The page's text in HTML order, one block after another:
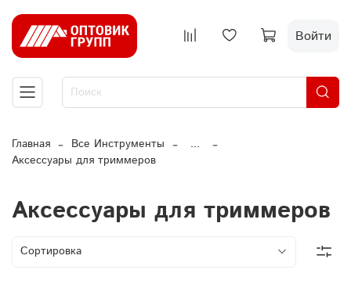
Войти
Главная Все Инструменты
...
Аксессуары для триммеров
Аксессуары для триммеров